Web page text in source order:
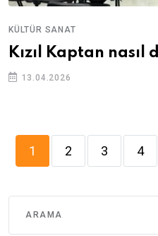
KÜLTÜR SANAT
Kızıl Kaptan nasıl
13.04.2026
1 2 3 4